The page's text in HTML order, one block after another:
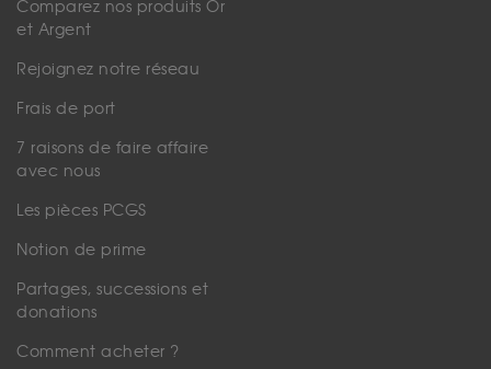
Comparez nos produits Or
et Argent
Rejoignez notre réseau
Frais de port
7 raisons de faire affaire
avec nous
Les pièces PCGS
Notion de prime
Partages, successions et
donations
Comment acheter ?